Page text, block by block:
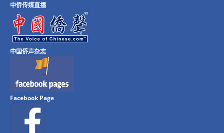
中侨传媒直播
中国侨声杂志
Facebook Page